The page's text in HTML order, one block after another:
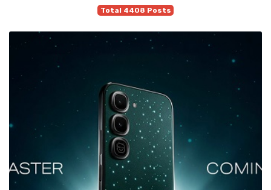
Total 4408 Posts